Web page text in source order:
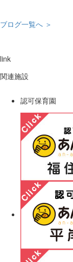
ブログ一覧へ ＞
link
関連施設
認可保育園